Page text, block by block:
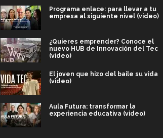
Programa enlace: para llevar a tu
empresa al siguiente nivel (video)
¿Quieres emprender? Conoce el
nuevo HUB de Innovación del Tec
(video)
El joven que hizo del baile su vida
(video)
Aula Futura: transformar la
experiencia educativa (video)